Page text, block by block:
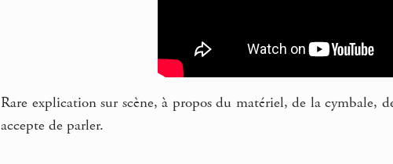
Rare explication sur scène, à propos du matériel, de la cymbale,
accepte de parler.